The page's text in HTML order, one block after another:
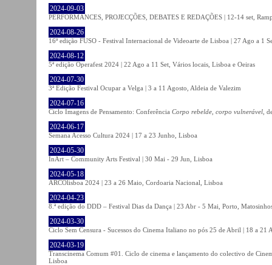
2024-09-03
PERFORMANCES, PROJECÇÕES, DEBATES E REDAÇÕES | 12-14 set,
2024-08-26
16ª edição FUSO - Festival Internacional de Videoarte de Lisboa | 27 Ago a 1
2024-08-12
5ª edição Operafest 2024 | 22 Ago a 11 Set, Vários locais, Lisboa e Oeiras
2024-07-30
3ª Edição Festival Ocupar a Velga | 3 a 11 Agosto, Aldeia de Valezim
2024-07-16
Ciclo Imagens de Pensamento: Conferência Corpo rebelde, corpo vulnerável ,
2024-06-17
Semana Acesso Cultura 2024 | 17 a 23 Junho, Lisboa
2024-05-30
InArt – Community Arts Festival | 30 Mai - 29 Jun, Lisboa
2024-05-18
ARCOlisboa 2024 | 23 a 26 Maio, Cordoaria Nacional, Lisboa
2024-04-23
8.ª edição do DDD – Festival Dias da Dança | 23 Abr - 5 Mai, Porto,
2024-03-30
Ciclo Sem Censura - Sucessos do Cinema Italiano no pós 25 de Abril | 18 a
2024-03-19
Transcinema Comum #01. Ciclo de cinema e lançamento do colectivo de
Lisboa